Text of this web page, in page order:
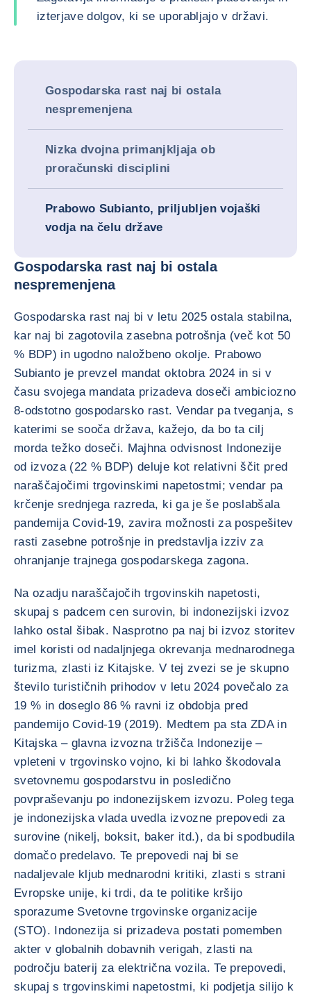
izterjave dolgov, ki se uporabljajo v državi.
Gospodarska rast naj bi ostala
nespremenjena
Nizka dvojna primanjkljaja ob
proračunski disciplini
Prabowo Subianto, priljubljen vojaški
vodja na čelu države
Gospodarska rast naj bi ostala
nespremenjena
Gospodarska rast naj bi v letu 2025 ostala stabilna,
kar naj bi zagotovila zasebna potrošnja (več kot 50
% BDP) in ugodno naložbeno okolje. Prabowo
Subianto je prevzel mandat oktobra 2024 in si v
času svojega mandata prizadeva doseči ambiciozno
8-odstotno gospodarsko rast. Vendar pa tveganja, s
katerimi se sooča država, kažejo, da bo ta cilj
morda težko doseči. Majhna odvisnost Indonezije
od izvoza (22 % BDP) deluje kot relativni ščit pred
naraščajočimi trgovinskimi napetostmi; vendar pa
krčenje srednjega razreda, ki ga je še poslabšala
pandemija Covid-19, zavira možnosti za pospešitev
rasti zasebne potrošnje in predstavlja izziv za
ohranjanje trajnega gospodarskega zagona.
Na ozadju naraščajočih trgovinskih napetosti,
skupaj s padcem cen surovin, bi indonezijski izvoz
lahko ostal šibak. Nasprotno pa naj bi izvoz storitev
imel koristi od nadaljnjega okrevanja mednarodnega
turizma, zlasti iz Kitajske. V tej zvezi se je skupno
število turističnih prihodov v letu 2024 povečalo za
19 % in doseglo 86 % ravni iz obdobja pred
pandemijo Covid-19 (2019). Medtem pa sta ZDA in
Kitajska – glavna izvozna tržišča Indonezije –
vpleteni v trgovinsko vojno, ki bi lahko škodovala
svetovnemu gospodarstvu in posledično
povpraševanju po indonezijskem izvozu. Poleg tega
je indonezijska vlada uvedla izvozne prepovedi za
surovine (nikelj, boksit, baker itd.), da bi spodbudila
domačo predelavo. Te prepovedi naj bi se
nadaljevale kljub mednarodni kritiki, zlasti s strani
Evropske unije, ki trdi, da te politike kršijo
sporazume Svetovne trgovinske organizacije
(STO). Indonezija si prizadeva postati pomemben
akter v globalnih dobavnih verigah, zlasti na
področju baterij za električna vozila. Te prepovedi,
skupaj s trgovinskimi napetostmi, ki podjetja silijo k